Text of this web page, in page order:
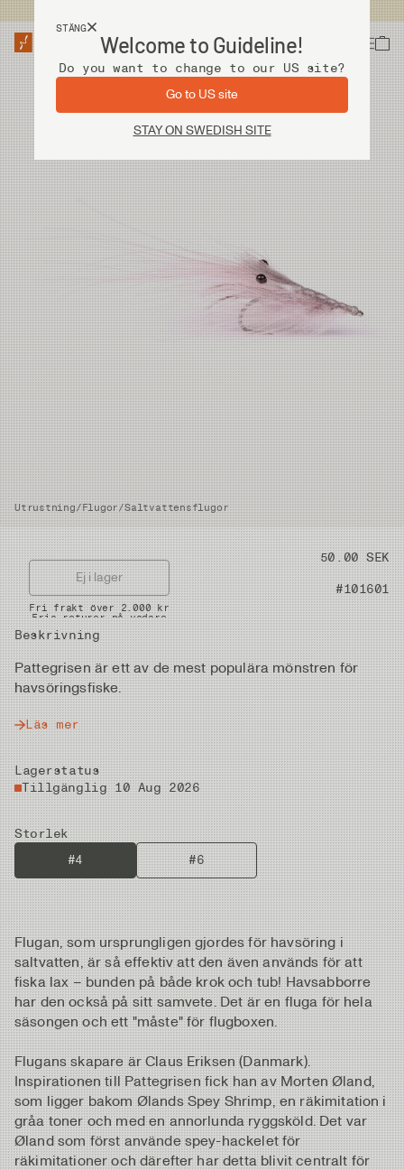
STÄNG
Welcome to Guideline!
Do you want to change to our US site?
Go to US site
STAY ON SWEDISH SITE
Utrustning/Flugor/Saltvattensflugor
Pris 50.00 SEK
Artikelnummer #101601
Beskrivning
Pattegrisen är ett av de mest populära mönstren för
havsöringsfiske.
Läs mer
Lagerstatus
Tillgänglig 10 Aug 2026
Storlek
#4
#6
Ej i lager
Snabba leveranser
Fri frakt över 2.000 kr
Fria returer på vadare
Flugan, som ursprungligen gjordes för havsöring i
saltvatten, är så effektiv att den även används för att
fiska lax – bunden på både krok och tub! Havsabborre
har den också på sitt samvete. Det är en fluga för hela
säsongen och ett "måste" för flugboxen.
Flugans skapare är Claus Eriksen (Danmark).
Inspirationen till Pattegrisen fick han av Morten Øland,
som ligger bakom Ølands Spey Shrimp, en räkimitation i
gråa toner och med en annorlunda ryggsköld. Det var
Øland som först använde spey-hackelet för
räkimitationer och därefter har detta blivit centralt för